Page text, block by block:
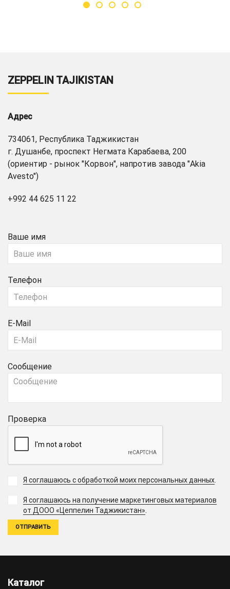
ZEPPELIN TAJIKISTAN
Адрес
734061, Республика Таджикистан
г. Душанбе, проспект Негмата Карабаева, 200
(ориентир - рынок "Корвон", напротив завода "Akia
Avesto")
+992 44 625 11 22
Ваше имя
Телефон
E-Mail
Сообщение
Проверка
Я соглашаюсь с обработкой моих персональных данных.
Я соглашаюсь на получение маркетинговых материалов
от ДООО «Цеппелин Таджикистан».
Каталог